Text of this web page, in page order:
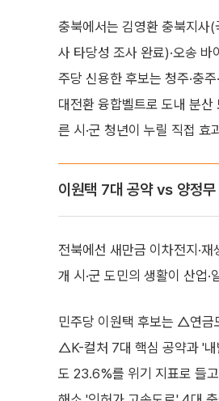
충북에서는 김영환 충북지사
사 타당성 조사 완료)·오송
주당 신용한 후보는 청주·충
대전환 융합벨트로 도내 분
른 시·군 청년이 누릴 직접 효
이원택 7대 공약 vs 양정
전북에선 새만금 이차전지·
개 시·군 도민의 생활이 산업
민주당 이원택 후보는 △연
△K-컬처 7대 핵심 공약과 '내
도 23.6%를 위기 지표로 들